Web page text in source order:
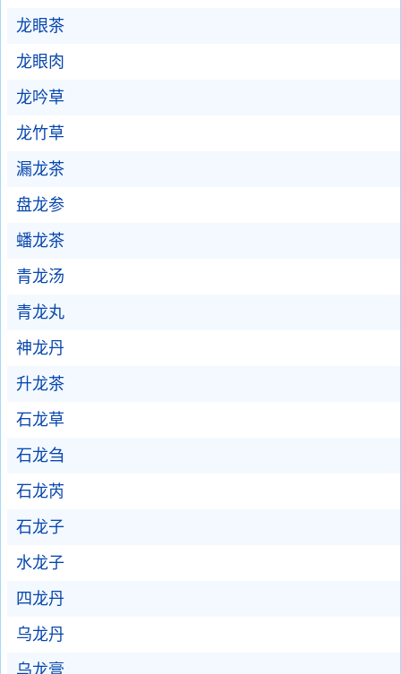
龙眼茶
龙眼肉
龙吟草
龙竹草
漏龙茶
盘龙参
蟠龙茶
青龙汤
青龙丸
神龙丹
升龙茶
石龙草
石龙刍
石龙芮
石龙子
水龙子
四龙丹
乌龙丹
乌龙膏